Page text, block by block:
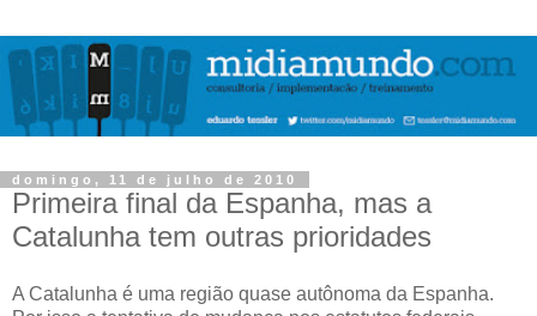
domingo, 11 de julho de 2010
Primeira final da Espanha, mas a
Catalunha tem outras prioridades
A Catalunha é uma região quase autônoma da Espanha.